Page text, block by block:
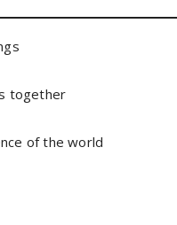
together
of the world